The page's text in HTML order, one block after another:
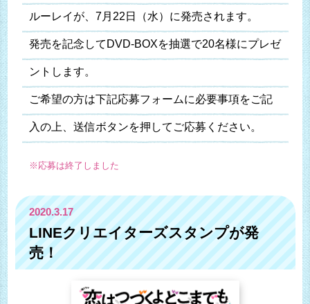
ルーレイが、7月22日（水）に発売されます。
発売を記念してDVD-BOXを抽選で20名様にプレゼ
ントします。
ご希望の方は下記応募フォームに必要事項をご記
入の上、送信ボタンを押してご応募ください。
※応募は終了しました
2020.3.17
LINEクリエイターズスタンプが発
売！